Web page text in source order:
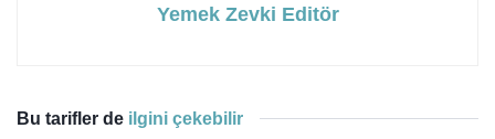
Yemek Zevki Editör
Bu tarifler de ilgini çekebilir